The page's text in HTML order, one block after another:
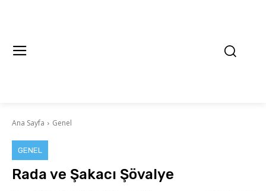
Ana Sayfa Genel
GENEL
Rada ve Şakacı Şövalye